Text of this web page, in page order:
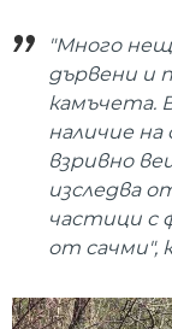
"Много
дървени и
камъчета.
наличие
взривно
изследва
частици с
от сачми",